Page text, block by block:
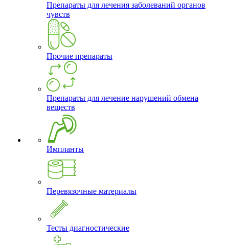
Препараты для лечения заболеваний органов
чувств
Прочие препараты
Препараты для лечение нарушений обмена
веществ
Импланты
Перевязочные материалы
Тесты диагностические